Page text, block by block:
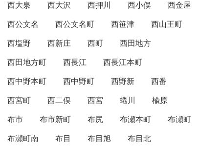
西大泉
西大沢 西押川 西小俣
西金屋
西公文名
西公文名町 西笹津
西山王町
西塩野
西新庄 西町
西田地方
西田地方町
西長江
西長江本町
西中野本町
西中野町 西野新
西番
西宮町
西二俣 西宮 蜷川
楡原
布市
布市新町 布尻 布瀬本町
布瀬町
布瀬町南
布目 布目旭
布目北